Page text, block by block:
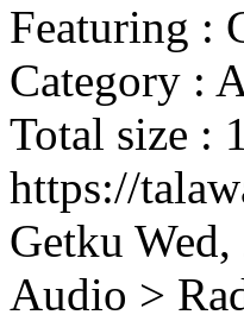
Featuring :
Category :
Total size :
https://
Getku
Audio >